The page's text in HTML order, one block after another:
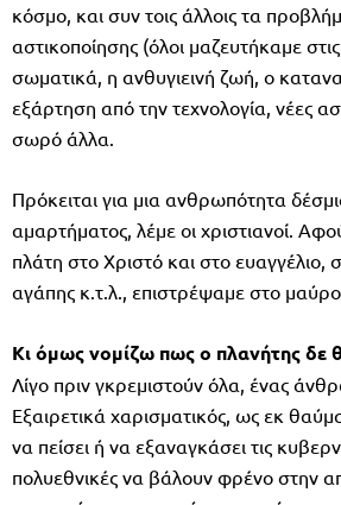
κόσμο, και συν τοις άλλοις τα
αστικοποίησης (όλοι μαζευτήκαμε
σωματικά, η ανθυγιεινή ζωή, ο
εξάρτηση από την τεχνολογία, νέες
σωρό άλλα.
Πρόκειται για μια ανθρωπότητα
αμαρτήματος, λέμε οι χριστιανοί.
πλάτη στο Χριστό και στο ευαγγέλιο,
αγάπης κ.τ.λ., επιστρέψαμε στο
Κι όμως νομίζω πως ο πλανήτης δε
Λίγο πριν γκρεμιστούν όλα, ένας
Εξαιρετικά χαρισματικός, ως εκ
να πείσει ή να εξαναγκάσει τις
πολυεθνικές να βάλουν φρένο στην